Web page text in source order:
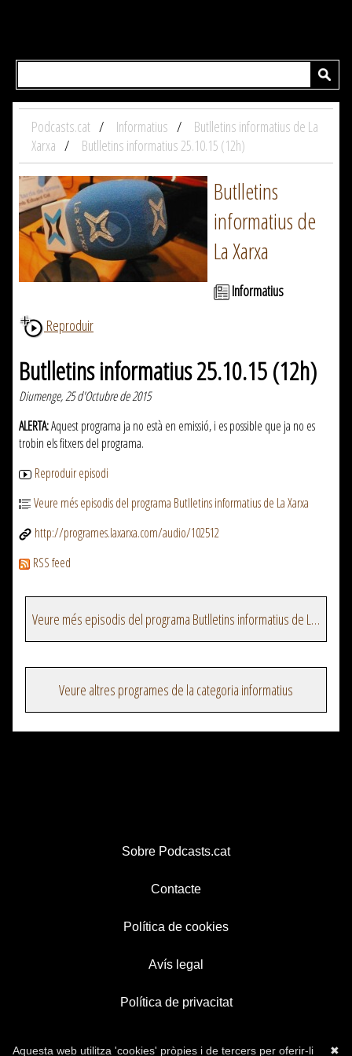
Podcasts.cat Informatius
Butlletins informatius de La
Xarxa
Butlletins informatius 25.10.15 (12h)
Butlletins
informatius de
La Xarxa
Informatius
Reproduir
Butlletins informatius 25.10.15 (12h)
Diumenge, 25 d'Octubre de 2015
ALERTA:Aquest programa ja no està en emissió, i es possible que ja no es
trobin els fitxers del programa.
Reproduir episodi
Veure més episodis del programa Butlletins informatius de La Xarxa
http://programes.laxarxa.com/audio/102512
RSS feed
Veure més episodis del programa Butlletins informatius de La Xarxa
Veure altres programes de la categoria informatius
Sobre Podcasts.cat
Contacte
Política de cookies
Avís legal
Política de privacitat
✖
Aquesta web utilitza 'cookies' pròpies i de tercers per oferir-li